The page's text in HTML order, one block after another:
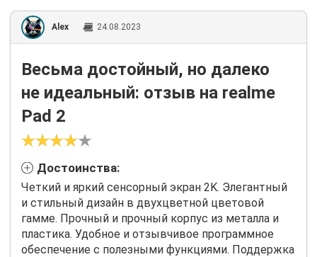
Alex 24.08.2023
Весьма достойный, но далеко
не идеальный: отзыв на realme
Pad 2
Достоинства:
Четкий и яркий сенсорный экран 2K. Элегантный
и стильный дизайн в двухцветной цветовой
гамме. Прочный и прочный корпус из металла и
пластика. Удобное и отзывчивое программное
обеспечение с полезными функциями. Поддержка